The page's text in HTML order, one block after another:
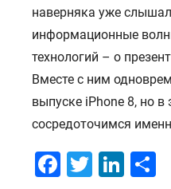
наверняка уже
информационные
технологий – о
Вместе с ним
выпуске iPhone 8, но в
сосредоточимся
Facebook
Twitter